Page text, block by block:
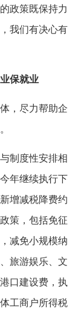
政策既保持力
我们有决心有
保就业
，尽力帮助企
制度性安排相
年继续执行下
增减税降费约
策，包括免征
减免小规模纳
旅游娱乐、文
口建设费，执
工商户所得税